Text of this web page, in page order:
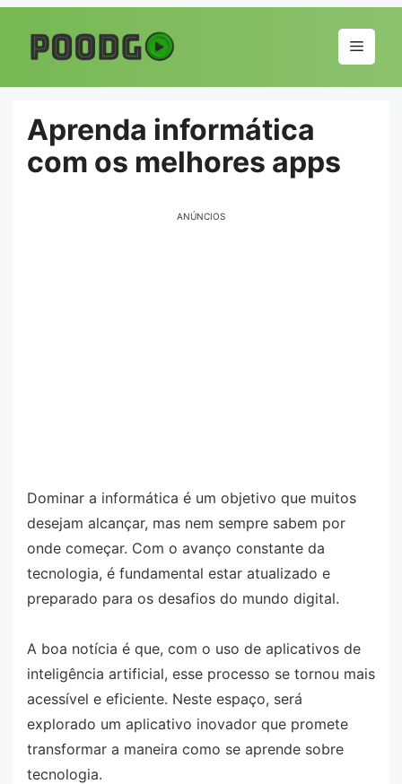
para
conteúdo
Menu
Aprenda informática
com os melhores apps
ANÚNCIOS
Dominar a informática é um objetivo que muitos
desejam alcançar, mas nem sempre sabem por
onde começar. Com o avanço constante da
tecnologia, é fundamental estar atualizado e
preparado para os desafios do mundo digital.
A boa notícia é que, com o uso de aplicativos de
inteligência artificial, esse processo se tornou mais
acessível e eficiente. Neste espaço, será
explorado um aplicativo inovador que promete
transformar a maneira como se aprende sobre
tecnologia.